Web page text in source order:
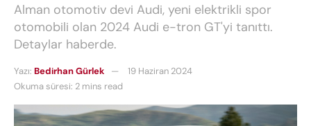
Alman otomotiv devi Audi, yeni elektrikli spor
otomobili olan 2024 Audi e-tron GT'yi tanıttı.
Detaylar haberde.
Yazı: Bedirhan Gürlek
19 Haziran 2024
Okuma süresi: 2 mins read